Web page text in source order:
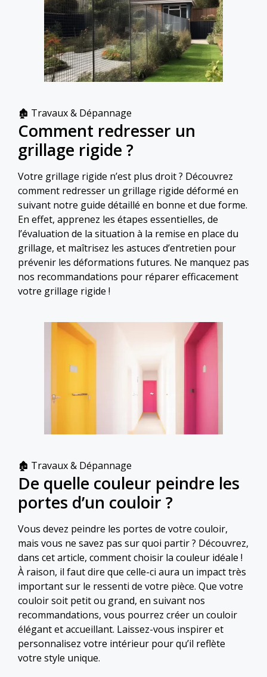
Catégories
🏚 Travaux & Dépannage
Comment redresser un
grillage rigide ?
Votre grillage rigide n’est plus droit ? Découvrez
comment redresser un grillage rigide déformé en
suivant notre guide détaillé en bonne et due forme.
En effet, apprenez les étapes essentielles, de
l’évaluation de la situation à la remise en place du
grillage, et maîtrisez les astuces d’entretien pour
prévenir les déformations futures. Ne manquez pas
nos recommandations pour réparer efficacement
votre grillage rigide !
Catégories
🏚 Travaux & Dépannage
De quelle couleur peindre les
portes d’un couloir ?
Vous devez peindre les portes de votre couloir,
mais vous ne savez pas sur quoi partir ? Découvrez,
dans cet article, comment choisir la couleur idéale !
À raison, il faut dire que celle-ci aura un impact très
important sur le ressenti de votre pièce. Que votre
couloir soit petit ou grand, en suivant nos
recommandations, vous pourrez créer un couloir
élégant et accueillant. Laissez-vous inspirer et
personnalisez votre intérieur pour qu’il reflète
votre style unique.